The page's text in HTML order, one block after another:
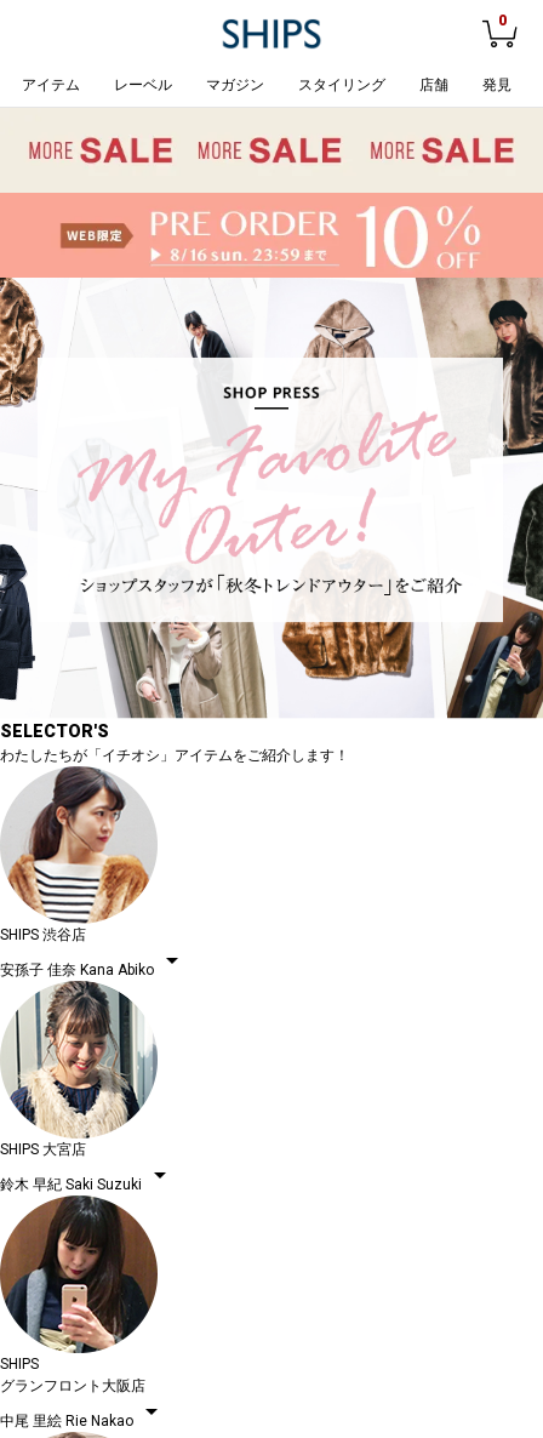
0
アイテム レーベル マガジン スタイリング 店舗 発見
SELECTOR'S
わたしたちが「イチオシ」アイテムをご紹介します！
SHIPS 渋谷店
安孫子 佳奈 Kana Abiko arrow_drop_down
SHIPS 大宮店
鈴木 早紀 Saki Suzuki arrow_drop_down
SHIPS
グランフロント大阪店
中尾 里絵 Rie Nakao arrow_drop_down